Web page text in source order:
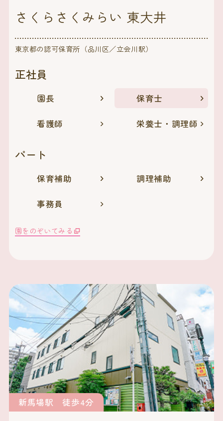
さくらさくみらい 東大井
東京都の認可保育所（品川区／立会川駅）
正社員
園長 保育士
看護師 栄養士・調理師
パート
保育補助 調理補助
事務員
園をのぞいてみる
新馬場駅 徒歩4分